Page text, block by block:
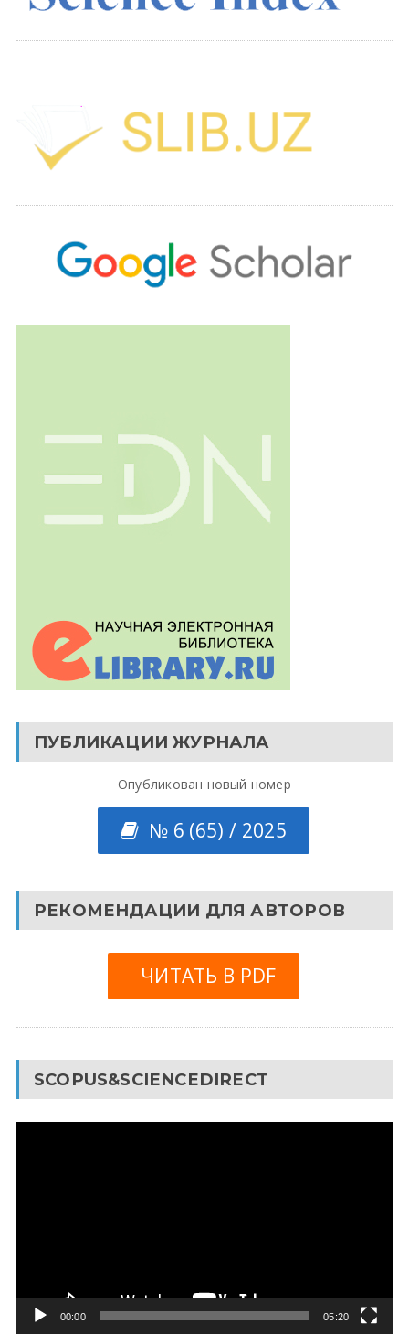
ПУБЛИКАЦИИ ЖУРНАЛА
Опубликован новый номер
№ 6 (65) / 2025
РЕКОМЕНДАЦИИ ДЛЯ АВТОРОВ
ЧИТАТЬ В PDF
SCOPUS&SCIENCEDIRECT
00:00 05:20